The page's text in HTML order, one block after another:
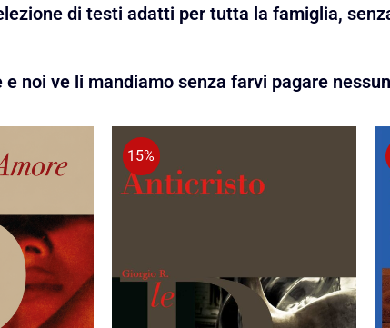
di testi adatti per tutta la famiglia,
noi ve li mandiamo senza farvi pagare
15%